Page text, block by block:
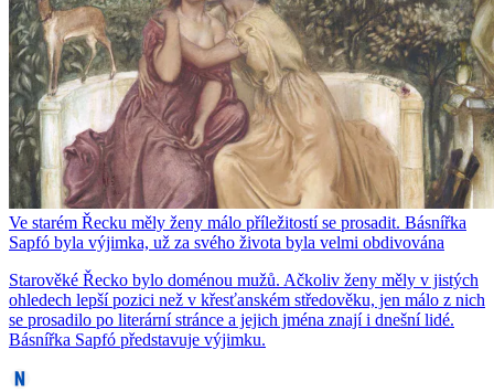
Ve starém Řecku měly ženy málo příležitostí se prosadit. Básnířka
Sapfó byla výjimka, už za svého života byla velmi obdivována
Starověké Řecko bylo doménou mužů. Ačkoliv ženy měly v jistých
ohledech lepší pozici než v křesťanském středověku, jen málo z nich
se prosadilo po literární stránce a jejich jména znají i dnešní lidé.
Básnířka Sapfó představuje výjimku.